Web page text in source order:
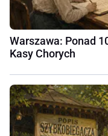
Warszawa: Ponad
Kasy Chorych